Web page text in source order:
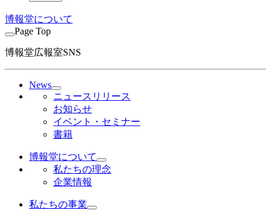
博報堂について
Page Top
博報堂広報室SNS
News
ニュースリリース
お知らせ
イベント・セミナー
書籍
博報堂について
私たちの理念
企業情報
私たちの事業